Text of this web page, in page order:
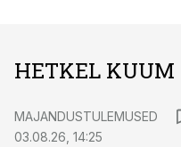
HETKEL KUUM
MAJANDUSTULEMUSED
03.08.26, 14:25